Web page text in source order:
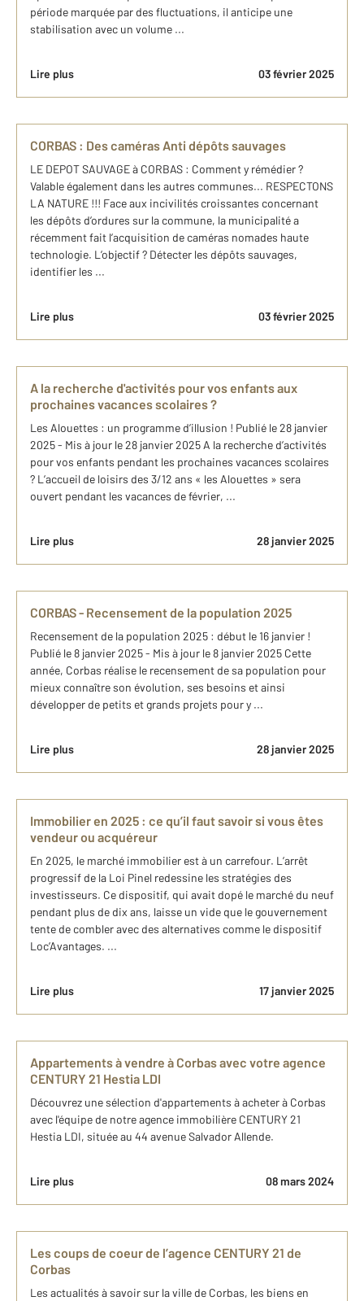
période marquée par des fluctuations, il anticipe une
stabilisation avec un volume ...
Lire plus 03 février 2025
CORBAS : Des caméras Anti dépôts sauvages
LE DEPOT SAUVAGE à CORBAS : Comment y rémédier ?
Valable également dans les autres communes... RESPECTONS
LA NATURE !!! Face aux incivilités croissantes concernant
les dépôts d’ordures sur la commune, la municipalité a
récemment fait l’acquisition de caméras nomades haute
technologie. L’objectif ? Détecter les dépôts sauvages,
identifier les ...
Lire plus 03 février 2025
A la recherche d'activités pour vos enfants aux
prochaines vacances scolaires ?
Les Alouettes : un programme d’illusion ! Publié le 28 janvier
2025 - Mis à jour le 28 janvier 2025 A la recherche d’activités
pour vos enfants pendant les prochaines vacances scolaires
? L’accueil de loisirs des 3/12 ans « les Alouettes » sera
ouvert pendant les vacances de février, ...
Lire plus 28 janvier 2025
CORBAS - Recensement de la population 2025
Recensement de la population 2025 : début le 16 janvier !
Publié le 8 janvier 2025 - Mis à jour le 8 janvier 2025 Cette
année, Corbas réalise le recensement de sa population pour
mieux connaître son évolution, ses besoins et ainsi
développer de petits et grands projets pour y ...
Lire plus 28 janvier 2025
Immobilier en 2025 : ce qu’il faut savoir si vous êtes
vendeur ou acquéreur
En 2025, le marché immobilier est à un carrefour. L’arrêt
progressif de la Loi Pinel redessine les stratégies des
investisseurs. Ce dispositif, qui avait dopé le marché du neuf
pendant plus de dix ans, laisse un vide que le gouvernement
tente de combler avec des alternatives comme le dispositif
Loc’Avantages. ...
Lire plus 17 janvier 2025
Appartements à vendre à Corbas avec votre agence
CENTURY 21 Hestia LDI
Découvrez une sélection d'appartements à acheter à Corbas
avec l'équipe de notre agence immobilière CENTURY 21
Hestia LDI, située au 44 avenue Salvador Allende.
Lire plus 08 mars 2024
Les coups de coeur de l’agence CENTURY 21 de
Corbas
Les actualités à savoir sur la ville de Corbas, les biens en